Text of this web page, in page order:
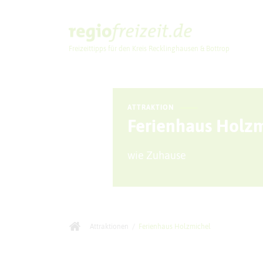
Freizeittipps für den Kreis Recklinghausen & Bottrop
Ausflugstipps
ATTRAKTION
Ferienhaus
wie Zuhause
Ferienhaus Holzmichel